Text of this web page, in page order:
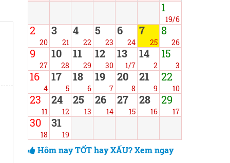
1
19/6
2
20
3
21
4
22
5
23
6
24
7
25
8
26
9
27
10
28
11
29
12
30
13
1/7
14
2
15
3
16
4
17
5
18
6
19
7
20
8
21
9
22
10
23
11
24
12
25
13
26
14
27
15
28
16
29
17
30
18
31
19
Hôm nay TỐT hay XẤU? Xem ngay